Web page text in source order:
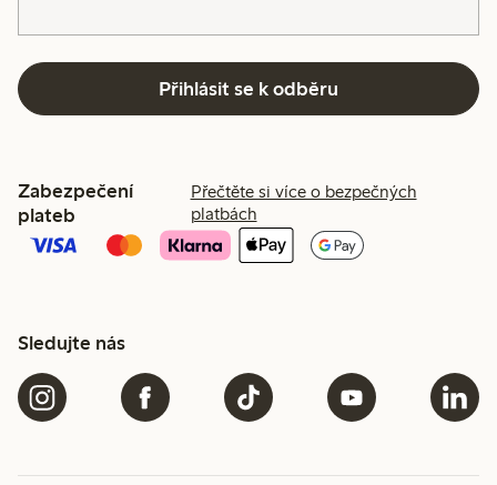
Přihlásit se k odběru
Zabezpečení
plateb
Přečtěte si více o bezpečných
platbách
Sledujte nás